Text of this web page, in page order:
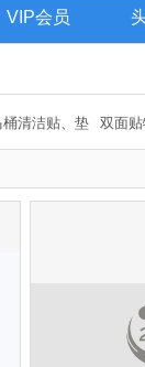
VIP会员
桶清洁贴、垫 双面
、水缸 扫把、簸箕